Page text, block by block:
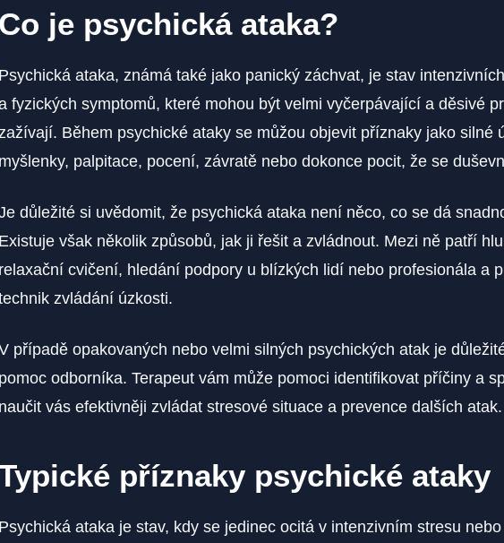
Co je psychická ataka?
Psychická ataka, známá také jako panický záchvat, je stav
fyzických symptomů, které mohou být velmi vyčerpávající a děsivé
Během psychické ataky se můžou objevit příznaky jako silné
myšlenky, palpitace, pocení, závratě nebo dokonce pocit, že se
důležité si uvědomit, že psychická ataka není něco, co se dá
Existuje však několik způsobů, jak ji řešit a zvládnout. Mezi ně patří
relaxační cvičení, hledání podpory u blízkých lidí nebo profesionála a
zvládání úzkosti.
případě opakovaných nebo velmi silných psychických atak je
pomoc odborníka. Terapeut vám může pomoci identifikovat příčiny a
naučit vás efektivněji zvládat stresové situace a prevence dalších atak.
příznaky psychické ataky
Psychická ataka je stav, kdy se jedinec ocitá v intenzivním stresu